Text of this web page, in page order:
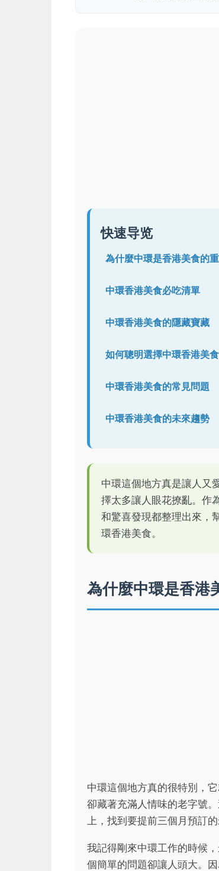
快速导览
為什麼中環是香港美食的
中環香港美食必吃清單
中環香港美食的隱藏寶藏
如何聰明選擇中環香港美
中環香港美食的常見問題
中環香港美食的未來趨勢
中環這個地方真是讓人又
擇太多讓人眼花撩亂。作
和驚喜發現都整理出來，
環香港美食。
為什麼中環是香港
中環這個地方真的很特別，
卻藏著充滿人情味的老字號
上，找到要提前三個月預訂
我記得剛來中環工作的時候
個簡單的問題卻讓人頭大。